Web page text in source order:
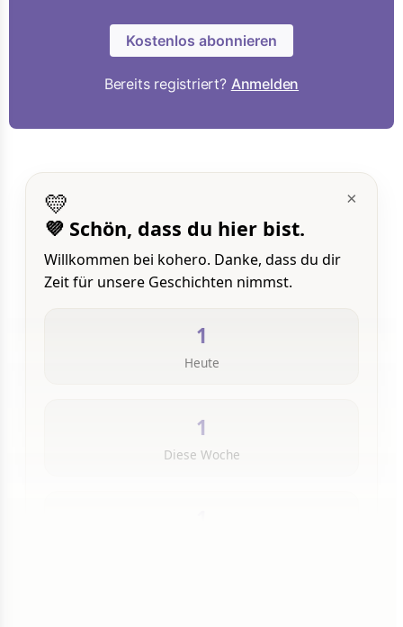
Kostenlos abonnieren
Bereits registriert? Anmelden
×
💛
💜 Schön, dass du hier bist.
Willkommen bei kohero. Danke, dass du dir
Zeit für unsere Geschichten nimmst.
1
Heute
1
Diese Woche